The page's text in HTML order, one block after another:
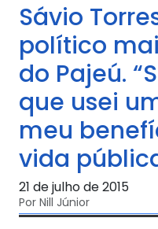
Sávio
político
do Pajeú.
que usei
meu
vida
21 de julho de 2015
Por Nill Júnior